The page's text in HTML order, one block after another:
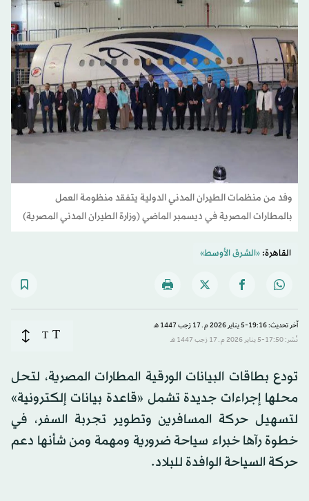
وفد من منظمات الطيران المدني الدولية يتفقد منظومة العمل
بالمطارات المصرية في ديسمبر الماضي (وزارة الطيران المدني المصرية)
القاهرة:«الشرق الأوسط»
آخر تحديث: 19:16-5 يناير 2026 م ـ 17 رَجب 1447 هـ
نُشر: 17:50-5 يناير 2026 م ـ 17 رَجب 1447 هـ
T
T
تودع بطاقات البيانات الورقية المطارات المصرية، لتحل
محلها إجراءات جديدة تشمل «قاعدة بيانات إلكترونية»
لتسهيل حركة المسافرين وتطوير تجربة السفر، في
خطوة رآها خبراء سياحة ضرورية ومهمة ومن شأنها دعم
حركة السياحة الوافدة للبلاد.